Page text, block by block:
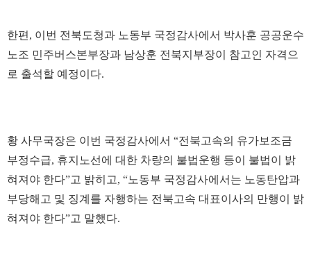
한편, 이번 전북도청과 노동부 국정감사에서 박사훈 공공운수
노조 민주버스본부장과 남상훈 전북지부장이 참고인 자격으
로 출석할 예정이다.
황 사무국장은 이번 국정감사에서 “전북고속의 유가보조금
부정수급, 휴지노선에 대한 차량의 불법운행 등이 불법이 밝
혀져야 한다”고 밝히고, “노동부 국정감사에서는 노동탄압과
부당해고 및 징계를 자행하는 전북고속 대표이사의 만행이 밝
혀져야 한다”고 말했다.